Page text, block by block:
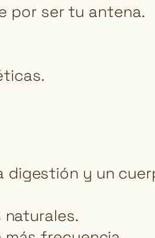
por ser tu antena.
digestión y un